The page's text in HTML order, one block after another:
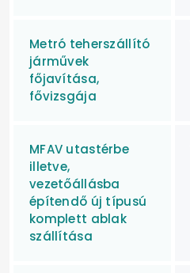
Metró teherszállító
járművek
főjavítása,
fővizsgája
MFAV utastérbe
illetve,
vezetőállásba
építendő új típusú
komplett ablak
szállítása